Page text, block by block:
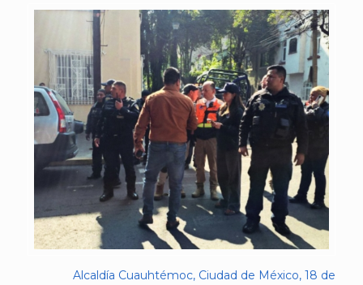
Alcaldía Cuauhtémoc, Ciudad de México, 18 de